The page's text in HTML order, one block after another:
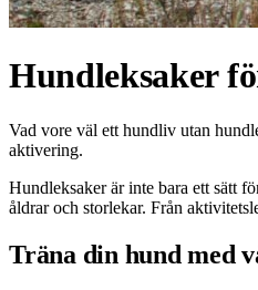
Hundleksaker
Vad vore väl ett hundliv utan
aktivering.
Hundleksaker är inte bara ett sätt
åldrar och storlekar. Från
Träna din hund med